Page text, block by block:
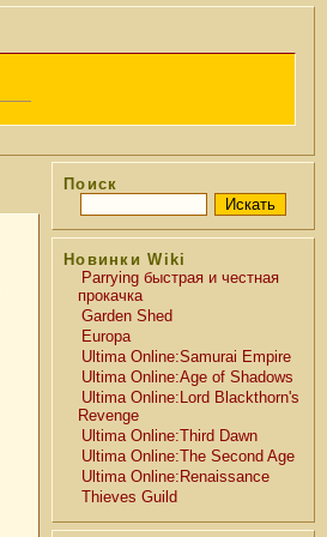
Поиск
Новинки Wiki
Parrying быстрая и честная
прокачка
Garden Shed
Europa
Ultima Online:Samurai Empire
Ultima Online:Age of Shadows
Ultima Online:Lord Blackthorn's
Revenge
Ultima Online:Third Dawn
Ultima Online:The Second Age
Ultima Online:Renaissance
Thieves Guild